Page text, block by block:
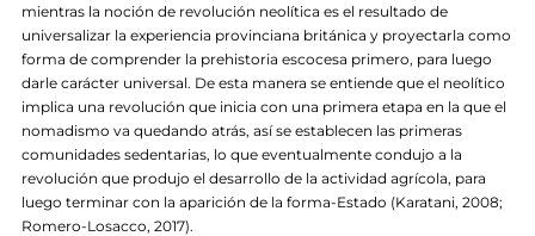
mientras la noción de revolución neolítica es el resultado de
universalizar la experiencia provinciana británica y proyectarla como
forma de comprender la prehistoria escocesa primero, para luego
darle carácter universal. De esta manera se entiende que el neolítico
implica una revolución que inicia con una primera etapa en la que el
nomadismo va quedando atrás, así se establecen las primeras
comunidades sedentarias, lo que eventualmente condujo a la
revolución que produjo el desarrollo de la actividad agrícola, para
luego terminar con la aparición de la forma-Estado (Karatani, 2008;
Romero-Losacco, 2017).